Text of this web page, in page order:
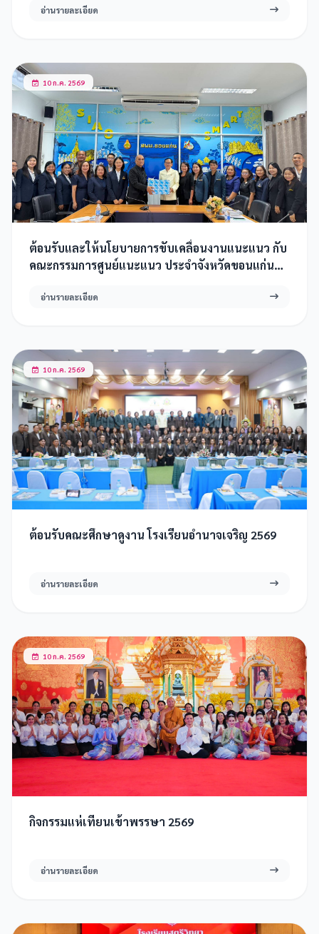
อ่านรายละเอียด
10 ก.ค. 2569
ต้อนรับและให้นโยบายการขับเคลื่อนงานแนะแนว กับ
คณะกรรมการศูนย์แนะแนว ประจำจังหวัดขอนแก่น
อ่านรายละเอียด
10 ก.ค. 2569
ต้อนรับคณะศึกษาดูงาน โรงเรียนอำนาจเจริญ 2569
อ่านรายละเอียด
10 ก.ค. 2569
กิจกรรมแห่เทียนเข้าพรรษา 2569
อ่านรายละเอียด